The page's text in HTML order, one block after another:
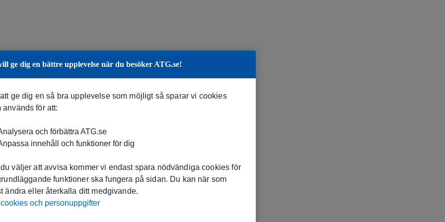
ge dig en bättre upplevelse när du besöker ATG.se!
ge dig en så bra upplevelse som möjligt så sparar vi cookies
används för att:
och förbättra ATG.se
innehåll och funktioner för dig
väljer att avvisa kommer vi endast spara nödvändiga cookies för
funktioner ska fungera på sidan. Du kan när som
ändra eller återkalla ditt medgivande.
och personuppgifter